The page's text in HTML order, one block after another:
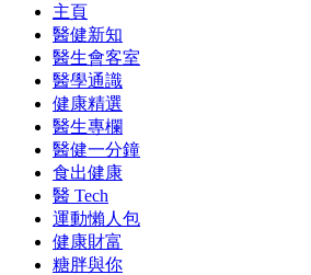
主頁
醫健新知
醫生會客室
醫學通識
健康精選
醫生專欄
醫健一分鐘
食出健康
醫 Tech
運動懶人包
健康財富
糖胖與你